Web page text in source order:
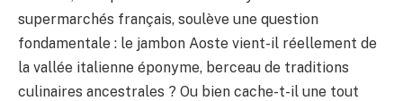
supermarchés français, soulève une question
fondamentale : le jambon Aoste vient-il réellement de
la vallée italienne éponyme, berceau de traditions
culinaires ancestrales ? Ou bien cache-t-il une tout